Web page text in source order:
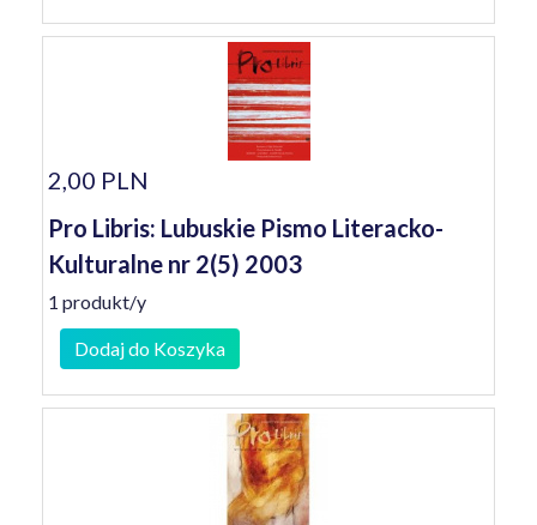
2,00 PLN
Pro Libris: Lubuskie Pismo Literacko-
Kulturalne nr 2(5) 2003
1 produkt/y
Dodaj do Koszyka